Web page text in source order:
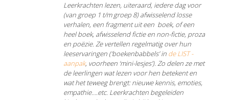
Leerkrachten lezen, uiteraard, iedere dag voor
(van groep 1 t/m groep 8) afwisselend losse
verhalen, een fragment uit een boek, of een
heel boek, afwisselend fictie en non-fictie, proza
en poëzie. Ze vertellen regelmatig over hun
leeservaringen (‘boekenbabbels’ in de LIST -
aanpak, voorheen ‘mini-lesjes’). Zo delen ze met
de leerlingen wat lezen voor hen betekent en
wat het teweeg brengt: nieuwe kennis, emoties,
empathie….etc. Leerkrachten begeleiden